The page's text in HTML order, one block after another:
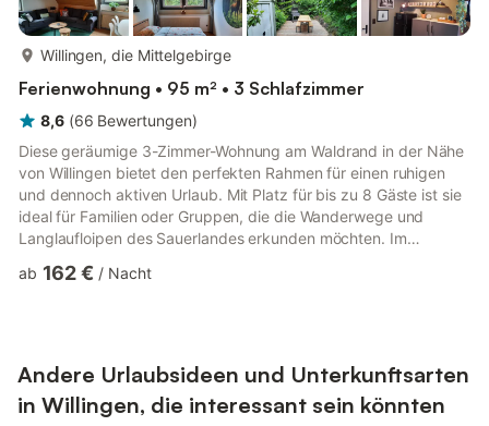
Willingen, die Mittelgebirge
Ferienwohnung • 95 m² • 3 Schlafzimmer
8,6 (66 Bewertungen)
Diese geräumige 3-Zimmer-Wohnung am Waldrand in der Nähe
von Willingen bietet den perfekten Rahmen für einen ruhigen
und dennoch aktiven Urlaub. Mit Platz für bis zu 8 Gäste ist sie
ideal für Familien oder Gruppen, die die Wanderwege und
Langlaufloipen des Sauerlandes erkunden möchten. Im
Metzger. Willingen (6 km) bietet das ganze Jahr über
Spaziergänge od...
ab 162 € / Nacht
Andere Urlaubsideen und Unterkunftsarten
in Willingen, die interessant sein könnten